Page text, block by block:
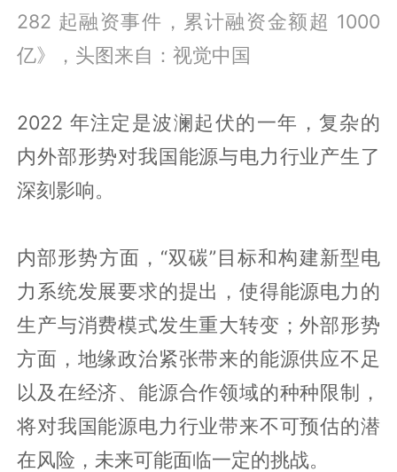
282 起融资事件，累计融资金额超 1000
亿》，头图来自：视觉中国
2022 年注定是波澜起伏的一年，复杂的
内外部形势对我国能源与电力行业产生了
深刻影响。
内部形势方面，“双碳”目标和构建新型电
力系统发展要求的提出，使得能源电力的
生产与消费模式发生重大转变；外部形势
方面，地缘政治紧张带来的能源供应不足
以及在经济、能源合作领域的种种限制，
将对我国能源电力行业带来不可预估的潜
在风险，未来可能面临一定的挑战。